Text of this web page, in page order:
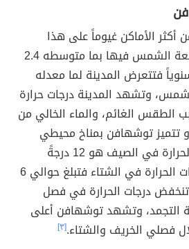
الأماكن غيوماً على هذا
الكوكب، حيث تظهر أشعة الشمس فيها بما متوسطه 2.4
فتتعرض المدينة لما معدله
وتشهد المدينة درجات حرارة
الطقس الغائم، والماء الخالي من
و تتميز توشهافن بمناخ محيطي
قطبي، ومعدل درجات الحرارة في الصيف هو 12 درجةً
مئويةً، أما معدلات درجات الحرارة في الشتاء فتبلغ حوالي 6
تنخفض درجات الحرارة في فصل
التجمد، وتشهد توشهافن أعلى
الخريف والشتاء.[٣]